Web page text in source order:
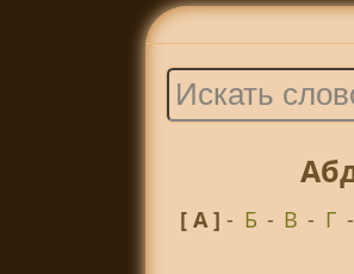
[ А ]- Б - В - Г -